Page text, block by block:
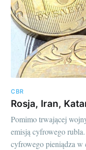
CBR
Rosja, Iran,
Pomimo trwającej
emisją cyfrowego
cyfrowego pieniądza